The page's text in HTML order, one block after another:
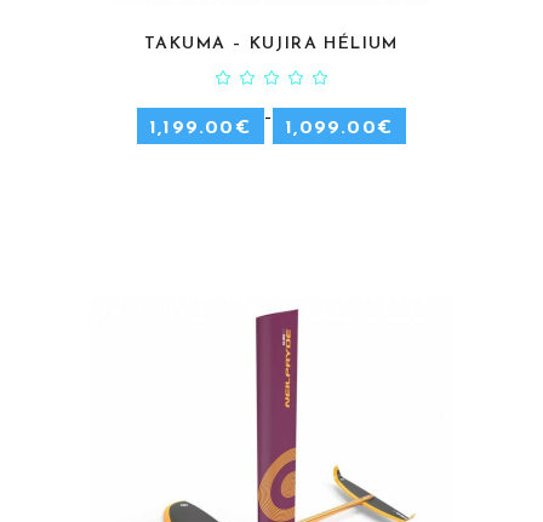
CHOIX DES OPTIONS
TAKUMA – KUJIRA HÉLIUM
1,099.00€
–
1,199.00 €